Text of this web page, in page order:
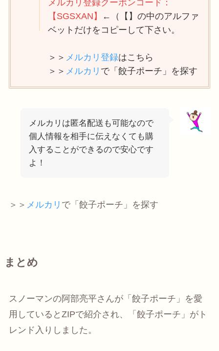
メルカリ登録クーポンコード：
【SGSXAN】
←（【】の中のアルファ
ベットだけをコピーして下さい。
＞＞ メルカリ登録はこちら
＞＞ メルカリ で「餃子ポーチ」を探す
メルカリは匿名配送も可能なので
個人情報を相手に伝えなくても購
入することができるので安心です
よ！
＞＞ メルカリ で「餃子ポーチ」を探す
まとめ
スノーマンの阿部亮平さんが「餃子ポーチ」を愛
用しているとZIPで紹介され、「餃子ポーチ」がト
レンド入りしました。